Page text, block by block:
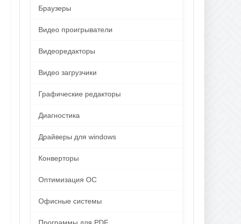
Браузеры
Видео проигрыватели
Видеоредакторы
Видео загрузчики
Графические редакторы
Диагностика
Драйверы для windows
Конверторы
Оптимизация ОС
Офисные системы